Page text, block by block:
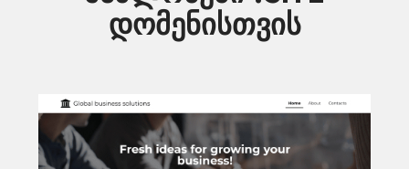
დომენისთვის